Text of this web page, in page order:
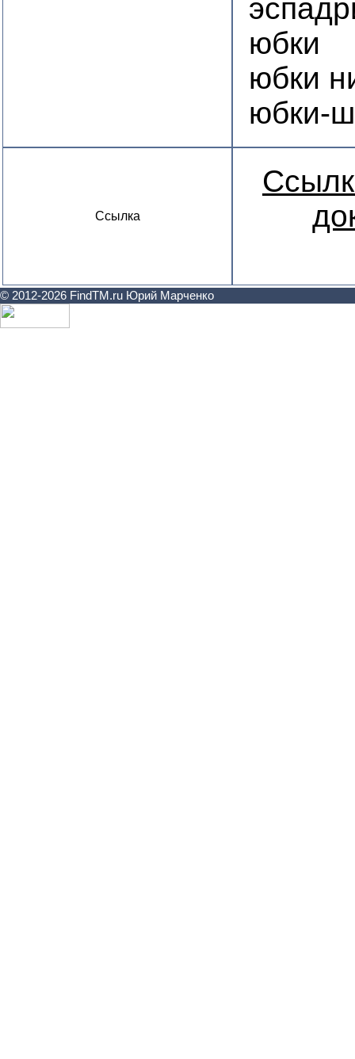
юбки
юбки
юбки-
Ссылка
© 2012-2026 FindTM.ru Юрий Марченко